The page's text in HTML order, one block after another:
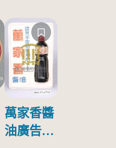
萬家香醬
油廣告塑